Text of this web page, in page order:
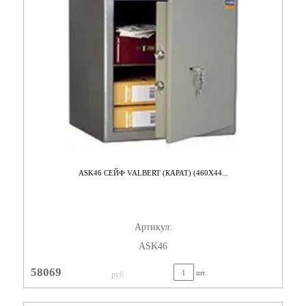
ASK46 СЕЙФ VALBERT (КАРАТ) (460X44...
Артикул:
ASK46
58069 руб шт.